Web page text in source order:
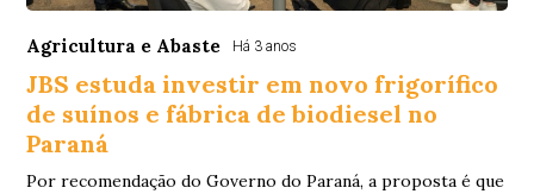
Agricultura e Abaste Há 3 anos
JBS estuda investir em novo frigorífico
de suínos e fábrica de biodiesel no
Paraná
Por recomendação do Governo do Paraná, a proposta é que